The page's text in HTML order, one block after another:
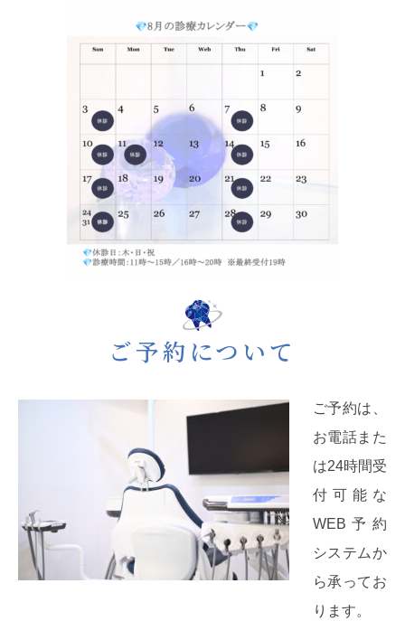
ご予約について
ご予約は、
お電話また
は24時間受
付可能な
WEB予約
システムか
ら承ってお
ります。